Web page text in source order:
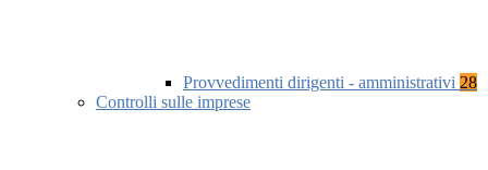
Provvedimenti dirigenti - amministrativi 28
Controlli sulle imprese